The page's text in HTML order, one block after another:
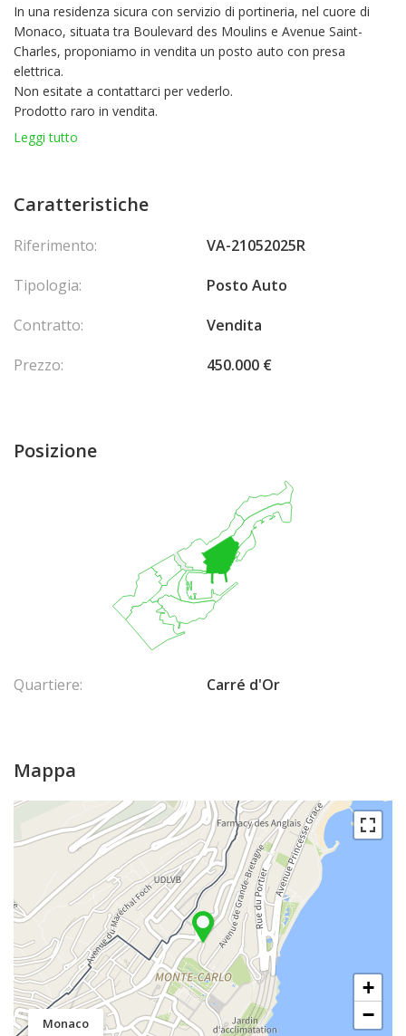
In una residenza sicura con servizio di portineria, nel cuore di
Monaco, situata tra Boulevard des Moulins e Avenue Saint-
Charles, proponiamo in vendita un posto auto con presa
elettrica.
Non esitate a contattarci per vederlo.
Prodotto raro in vendita.
Grandezza:
Lunghezza : 4,80 m
Leggi tutto
Caratteristiche
Riferimento:
VA-21052025R
Tipologia:
Posto Auto
Contratto:
Vendita
Prezzo:
450.000 €
Posizione
Quartiere: Carré d'Or
Mappa
Monaco
+
−